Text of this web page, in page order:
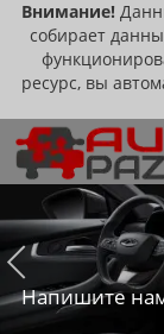
Внимание!
собирает
ресурс, вы
Напишите